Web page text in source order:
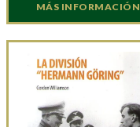
MÁS INFORMACIÓN